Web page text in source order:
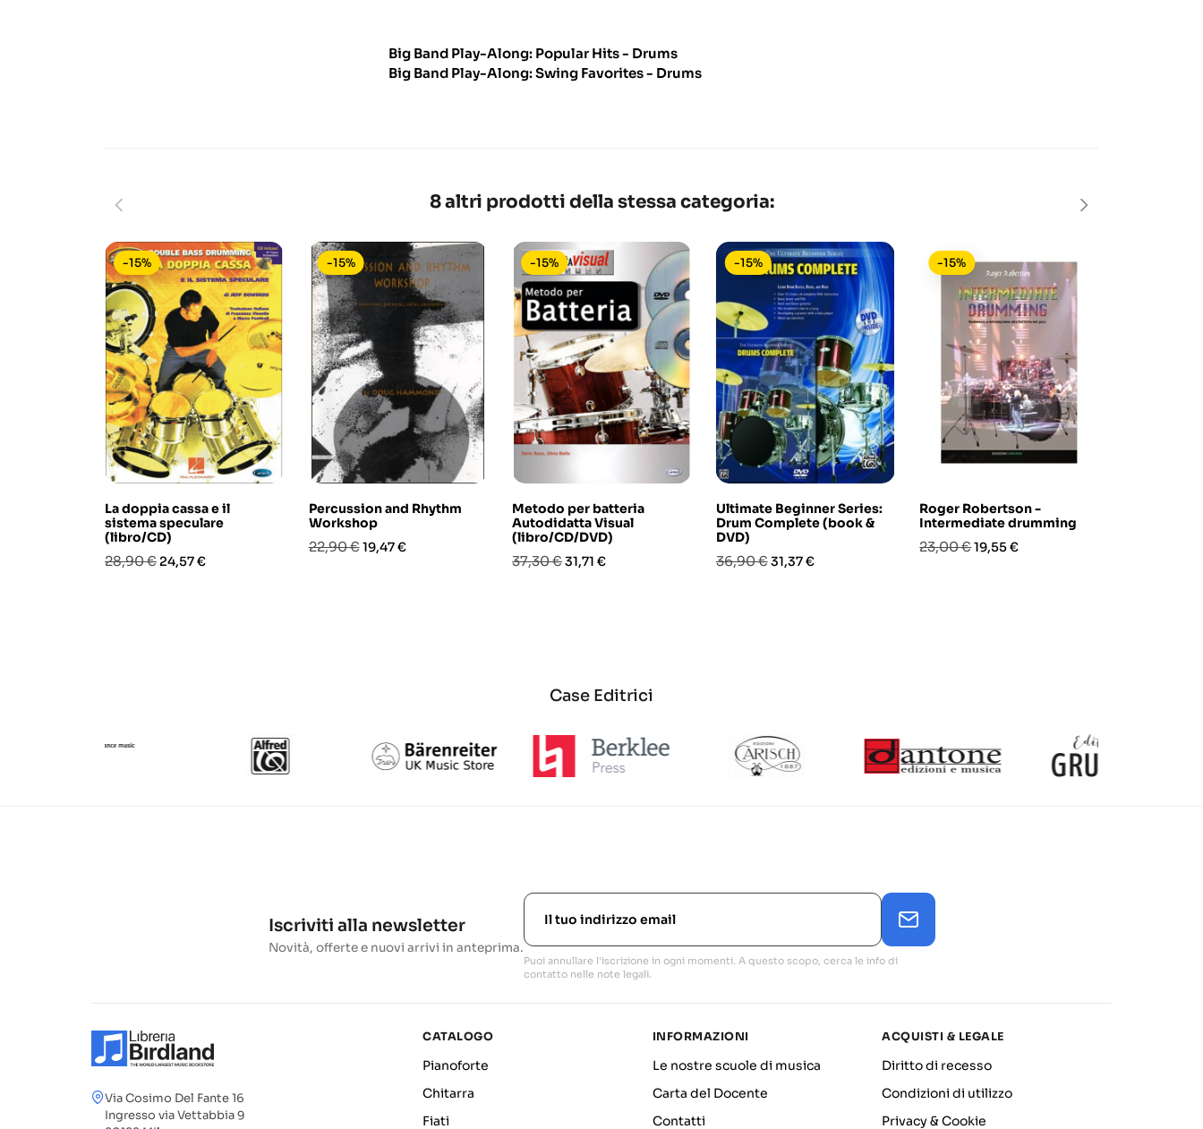
Big Band Play-Along: Popular Hits - Drums
Big Band Play-Along: Swing Favorites - Drums
8 altri prodotti della stessa categoria:
La doppia cassa e il
sistema speculare
(libro/CD)
Prezzo
28,90 € Prezzo
24,57 €
-15%
Percussion and Rhythm
Workshop
Prezzo
22,90 €Prezzo
19,47 €
-15%
Metodo per batteria
Autodidatta Visual
(libro/CD/DVD)
Prezzo
37,30 €Prezzo
31,71 €
-15%
Ultimate Beginner Series:
Drum Complete (book &
DVD)
Prezzo
36,90 €Prezzo
31,37 €
-15%
Roger Robertson -
Intermediate drumming
Prezzo
23,00 €Prezzo
19,55 €
-15%
Case Editrici
Iscriviti alla newsletter
Novità, offerte e nuovi arrivi in anteprima.
Puoi annullare l'iscrizione in ogni momenti. A questo scopo, cerca le info di
contatto nelle note legali.
Via Cosimo Del Fante 16
Ingresso via Vettabbia 9
CATALOGO
Pianoforte
Chitarra
Fiati
INFORMAZIONI
Le nostre scuole di musica
Carta del Docente
Contatti
ACQUISTI & LEGALE
Diritto di recesso
Condizioni di utilizzo
Privacy & Cookie